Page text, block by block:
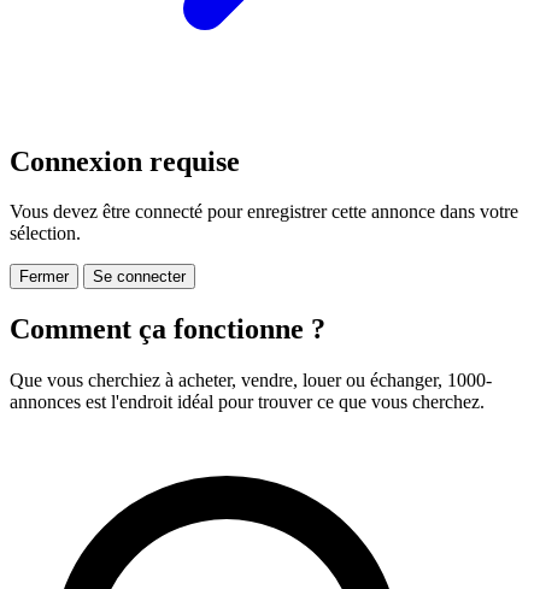
Connexion requise
Vous devez être connecté pour enregistrer cette annonce dans votre
sélection.
Fermer Se connecter
Comment ça fonctionne ?
Que vous cherchiez à acheter, vendre, louer ou échanger, 1000-
annonces est l'endroit idéal pour trouver ce que vous cherchez.